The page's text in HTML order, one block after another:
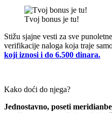
Tvoj bonus je tu!
Stižu sjajne vesti za sve
verifikacije naloga koja traje
koji iznosi i do 6.500 dinara.
Kako doći do njega?
Jednostavno, poseti